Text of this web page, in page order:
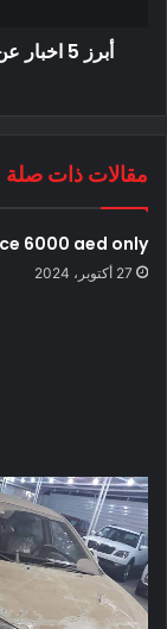
مقالات ذات صلة
6000 aed only
27 أكتوبر، 2024